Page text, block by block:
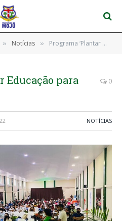
» Notícias » Programa ‘Plantar Educação para Colher Árvores’.
Educação para
0
NOTÍCIAS